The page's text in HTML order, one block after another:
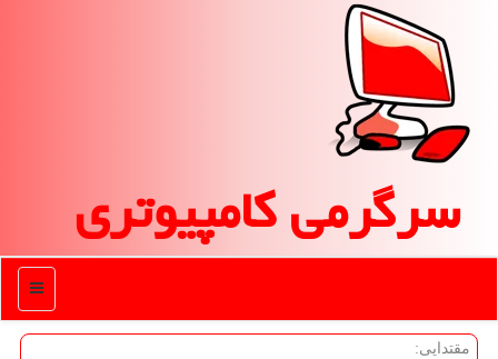
سرگرمی كامپیوتری
منو
مقتدایی: